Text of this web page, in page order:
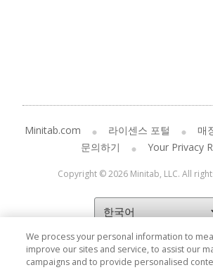
Minitab.com 라이센스 포털 매
문의하기
Your Privacy
Copyright © 2026 Minitab, LLC. All
We process your personal information to
improve our sites and service, to assist our
campaigns and to provide personalised